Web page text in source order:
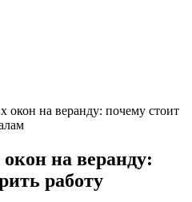
окон на веранду: почему стоит
на веранду:
работу